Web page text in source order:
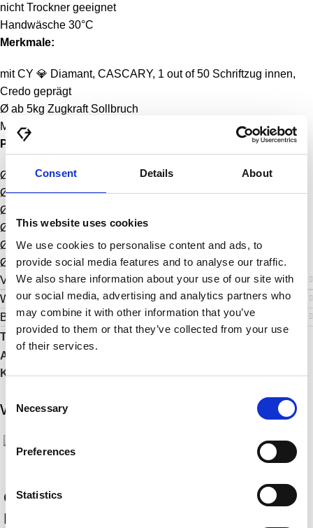
Consent Details About
This website uses cookies
We use cookies to personalise content and ads, to
provide social media features and to analyse our traffic.
We also share information about your use of our site with
our social media, advertising and analytics partners who
may combine it with other information that you’ve
provided to them or that they’ve collected from your use
of their services.
Selection
Necessary
Preferences
Statistics
nicht Trockner geeignet
Handwäsche 30°C
Merkmale:
mit CY 💎 Diamant, CASCARY, 1 out of 50 Schriftzug innen,
Credo geprägt
Ø ab 5kg Zugkraft Sollbruch
Made in Zhongshan 🇨🇳
Passform
Ø < 19 cm Umfang locker
Ø 19 cm Umfang anliegend
Ø > 19 cm Umfang straff
Ø 12 mm breit
Ø 2 mm dick
Ø 25 mm Diamanten breite
Versand & Lieferung
Weitere Informationen
Bewertungen (0)
Teilen:
Artikelnummer:
Kategorien:Accessoires, Armband, LIMITED, Sport
Weitere Highlights
CASCARY 💎
Baseballmütze